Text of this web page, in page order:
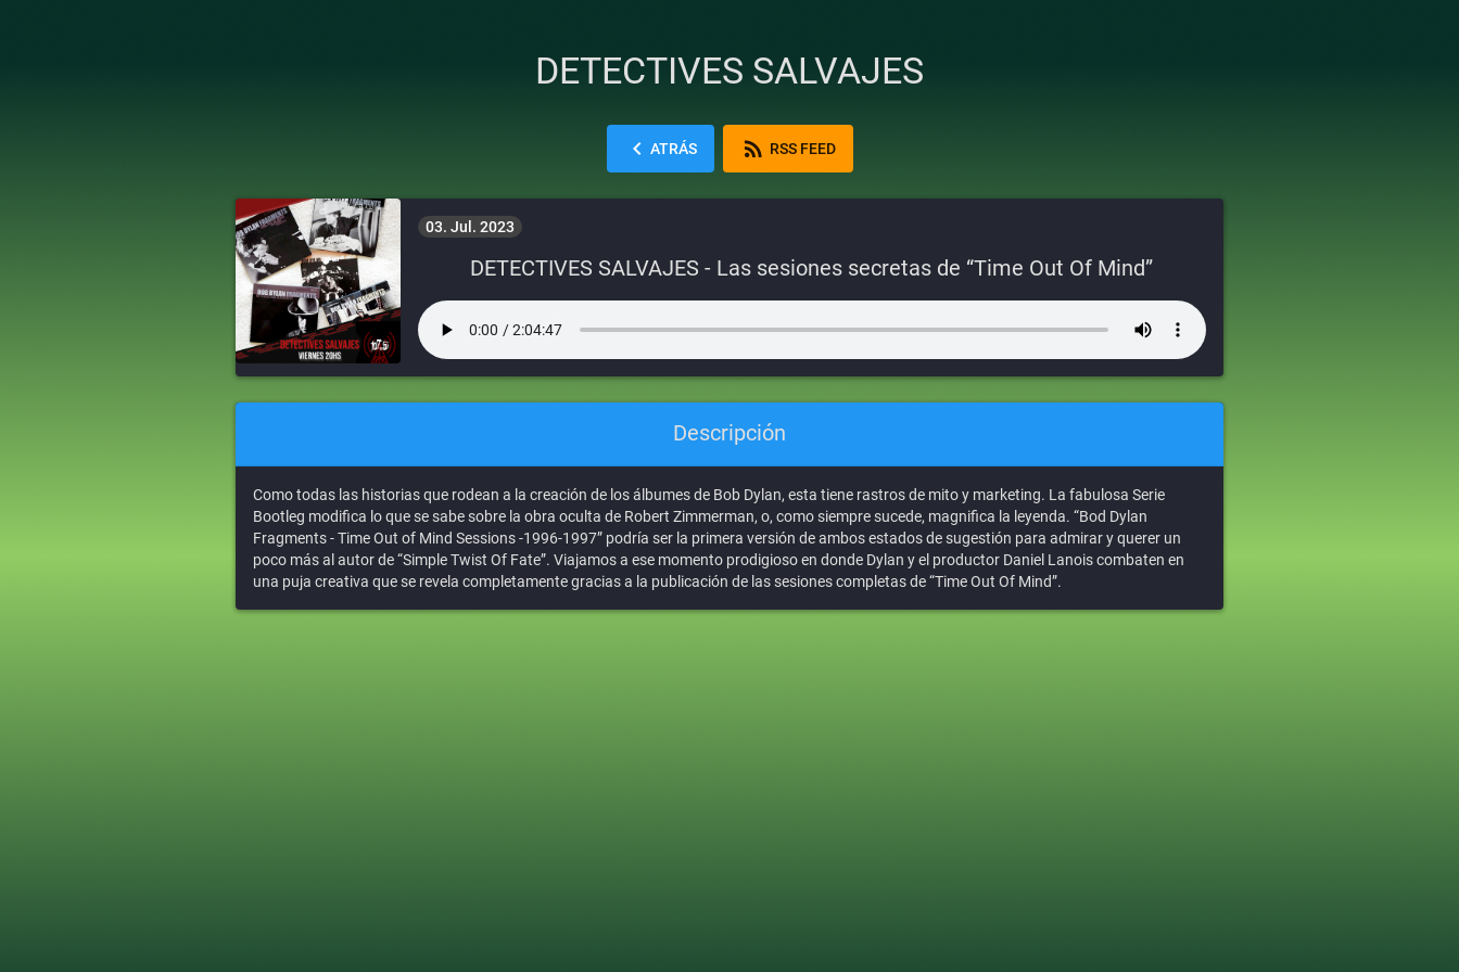
DETECTIVES SALVAJES
chevron_left ATRÁS rss_feed RSS FEED
03. Jul. 2023
DETECTIVES SALVAJES - Las sesiones secretas de “Time Out Of Mind”
Descripción
Como todas las historias que rodean a la creación de los álbumes de Bob Dylan, esta tiene rastros de mito y marketing. La fabulosa Serie
Bootleg modifica lo que se sabe sobre la obra oculta de Robert Zimmerman, o, como siempre sucede, magnifica la leyenda. “Bod Dylan
Fragments - Time Out of Mind Sessions -1996-1997” podría ser la primera versión de ambos estados de sugestión para admirar y querer un
poco más al autor de “Simple Twist Of Fate”. Viajamos a ese momento prodigioso en donde Dylan y el productor Daniel Lanois combaten en
una puja creativa que se revela completamente gracias a la publicación de las sesiones completas de “Time Out Of Mind”.